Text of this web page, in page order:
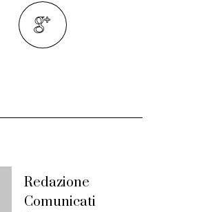
Redazione
Comunicati